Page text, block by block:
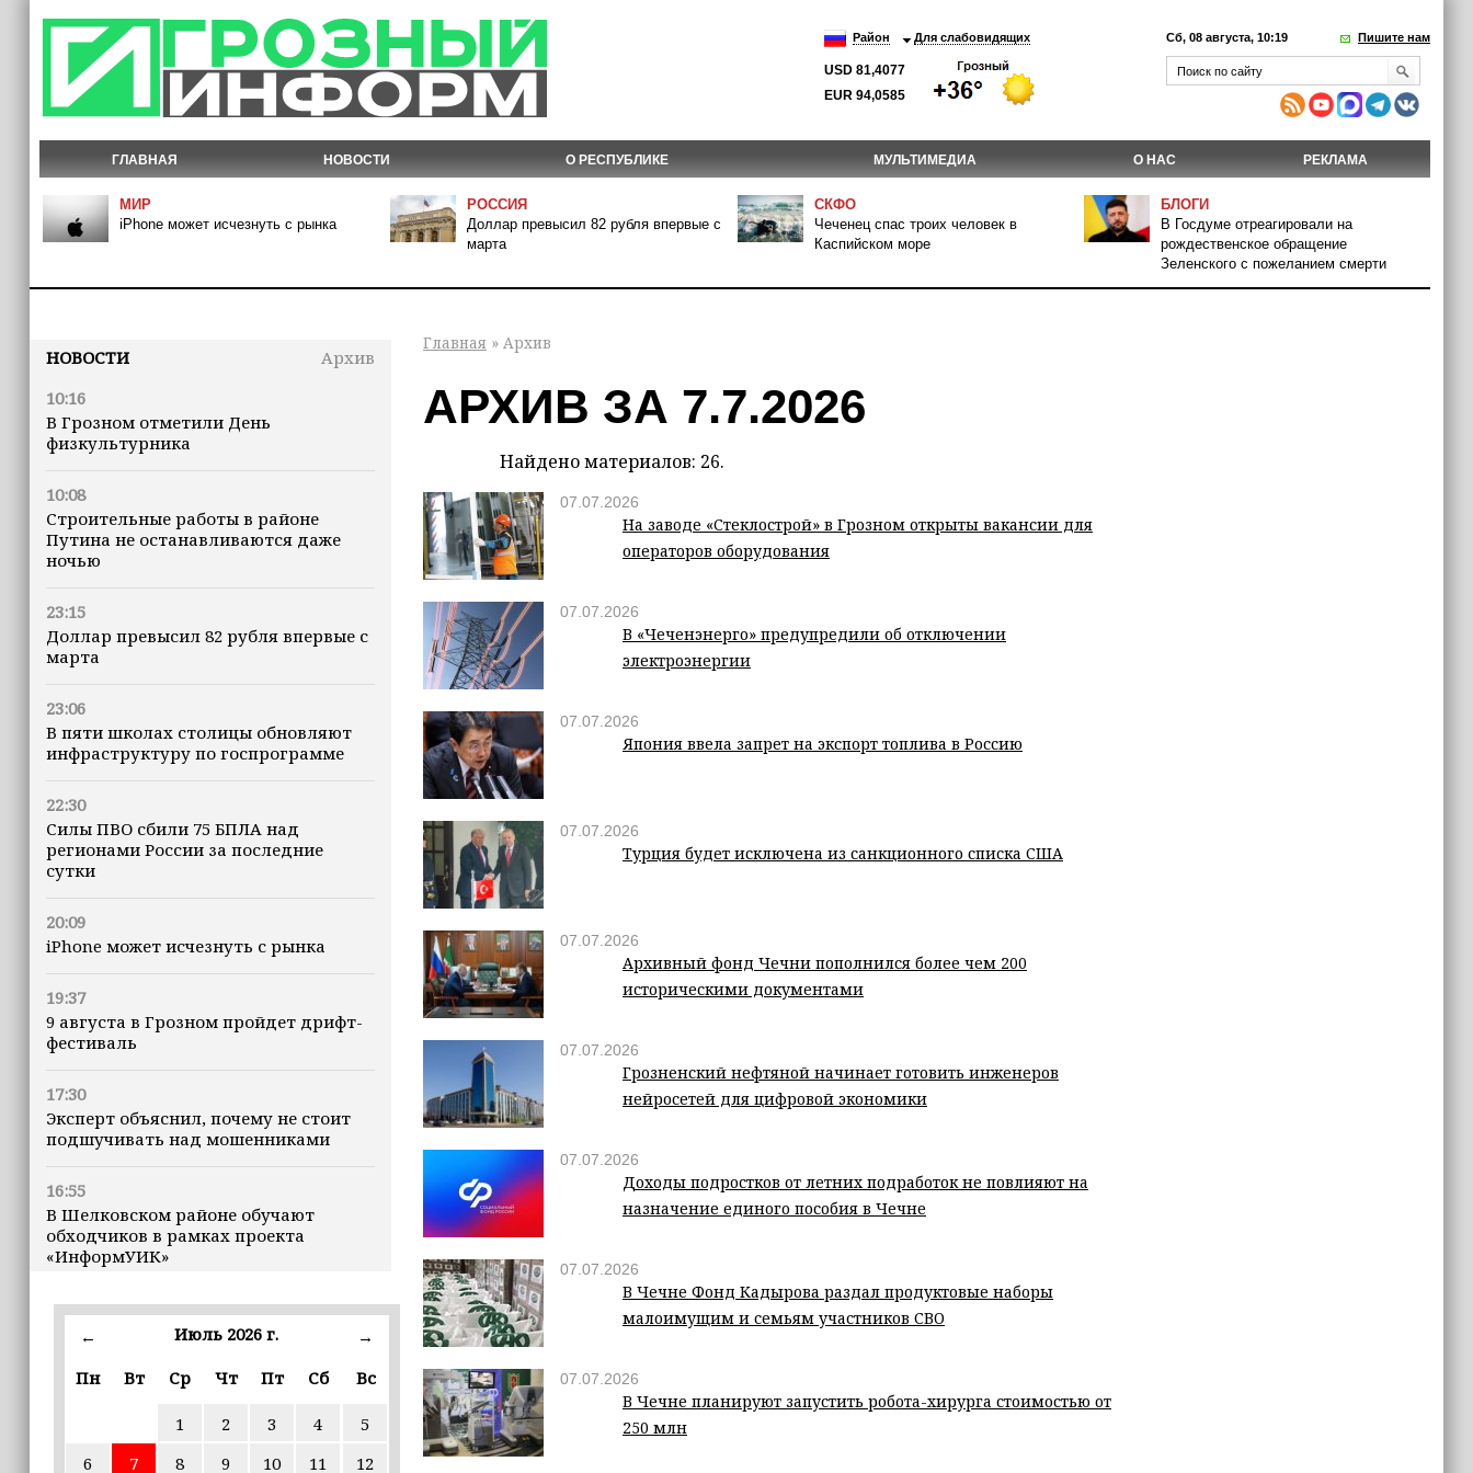
Район Для слабовидящих
USD 81,4077
EUR 94,0585
Сб, 08 августа, 10:19 Пишите нам
ГЛАВНАЯ НОВОСТИ О РЕСПУБЛИКЕ МУЛЬТИМЕДИА О НАС РЕКЛАМА
МИР
iPhone может исчезнуть с рынка
РОССИЯ
Доллар превысил 82 рубля впервые с
марта
СКФО
Чеченец спас троих человек в
Каспийском море
БЛОГИ
В Госдуме отреагировали на
рождественское обращение
Зеленского с пожеланием смерти
НОВОСТИ
Архив
10:16
В Грозном отметили День
физкультурника
10:08
Строительные работы в районе
Путина не останавливаются даже
ночью
23:15
Доллар превысил 82 рубля впервые с
марта
23:06
В пяти школах столицы обновляют
инфраструктуру по госпрограмме
22:30
Силы ПВО сбили 75 БПЛА над
регионами России за последние
сутки
20:09
iPhone может исчезнуть с рынка
19:37
9 августа в Грозном пройдет дрифт-
фестиваль
17:30
Эксперт объяснил, почему не стоит
подшучивать над мошенниками
16:55
В Шелковском районе обучают
обходчиков в рамках проекта
«ИнформУИК»
16:55
Умар Даудов награжден Орденом
Росгвардейцы провели урок
мужества для воспитанников
← Июль 2026 г.
→
Пн
Вт Ср Чт Пт Сб Вс
1 2 3 4
5
6
7 8 9 10 11 12
Главная » Архив
АРХИВ ЗА 7.7.2026
Найдено материалов: 26.
07.07.2026
На заводе «Стеклострой» в Грозном открыты вакансии для
операторов оборудования
07.07.2026
В «Чеченэнерго» предупредили об отключении
электроэнергии
07.07.2026
Япония ввела запрет на экспорт топлива в Россию
07.07.2026
Турция будет исключена из санкционного списка США
07.07.2026
Архивный фонд Чечни пополнился более чем 200
историческими документами
07.07.2026
Грозненский нефтяной начинает готовить инженеров
нейросетей для цифровой экономики
07.07.2026
Доходы подростков от летних подработок не повлияют на
назначение единого пособия в Чечне
07.07.2026
В Чечне Фонд Кадырова раздал продуктовые наборы
малоимущим и семьям участников СВО
07.07.2026
В Чечне планируют запустить робота-хирурга стоимостью от
250 млн